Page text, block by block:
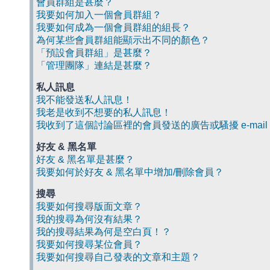
會員群組是甚麼？
我要如何加入一個會員群組？
我要如何成為一個會員群組的組長？
為何某些會員群組能顯示出不同的顏色？
「預設會員群組」是甚麼？
「管理團隊」連結是甚麼？
私人訊息
我不能發送私人訊息！
我老是收到不想要的私人訊息！
我收到了這個討論區裡的會員發送的廣告或騷擾 e-mail
好友 & 黑名單
好友 & 黑名單是甚麼？
我要如何於好友 & 黑名單中增加/刪除會員？
搜尋
我要如何搜尋版面文章？
我的搜尋為何沒有結果？
我的搜尋結果為何是空白頁！？
我要如何搜尋某位會員？
我要如何搜尋自己發表的文章和主題？